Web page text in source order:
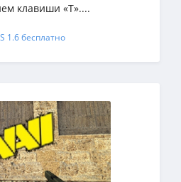
клавиши «T»....
1.6 бесплатно